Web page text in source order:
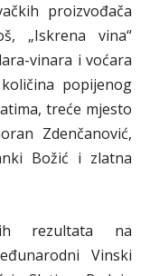
proizvođača
„Iskrena vina“
vinara i voćara
popijenog
treće mjesto
Zdenčanović,
Božić i zlatna
rezultata na
Vinski